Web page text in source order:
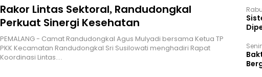
Rakor Lintas Sektoral, Randudongkal
Perkuat Sinergi Kesehatan
PEMALANG - Camat Randudongkal Agus Mulyadi bersama Ketua TP
PKK Kecamatan Randudongkal Sri Susilowati menghadiri Rapat
Koordinasi Lintas…